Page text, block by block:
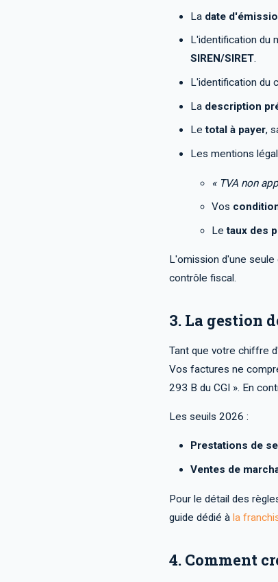
La date
L'identification du
SIREN/SIRET.
L'identification du
La description
Letotal à payer,
Les mentions
« TVA non
Vos
Letaux des
L'omission d'une
contrôle fiscal.
3. La gestion
Tant que votre chiffre
Vos factures ne
293 B du CGI ». En
Les seuils 2026 :
Prestations de
Ventes de
Pour le détail des
guide dédié à la
4. Comment